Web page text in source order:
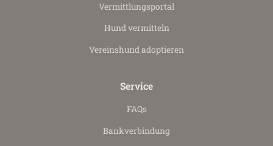
Vermittlungs­portal
Hund vermitteln
Vereinshund adoptieren
Service
FAQs
Bankverbindung